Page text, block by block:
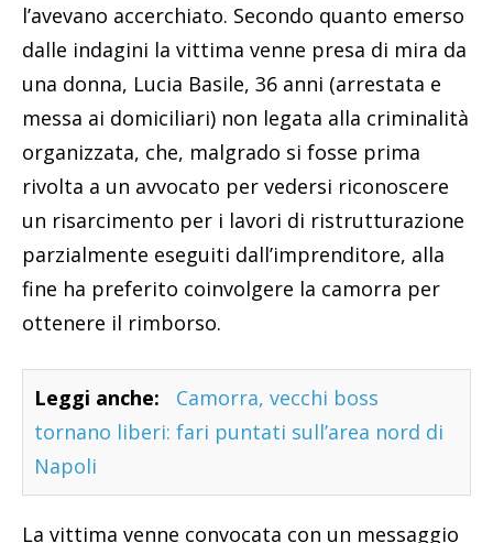
l’avevano accerchiato. Secondo quanto emerso
dalle indagini la vittima venne presa di mira da
una donna, Lucia Basile, 36 anni (arrestata e
messa ai domiciliari) non legata alla criminalità
organizzata, che, malgrado si fosse prima
rivolta a un avvocato per vedersi riconoscere
un risarcimento per i lavori di ristrutturazione
parzialmente eseguiti dall’imprenditore, alla
fine ha preferito coinvolgere la camorra per
ottenere il rimborso.
Leggi anche:
Camorra, vecchi boss
tornano liberi: fari puntati sull’area nord di
Napoli
La vittima venne convocata con un messaggio